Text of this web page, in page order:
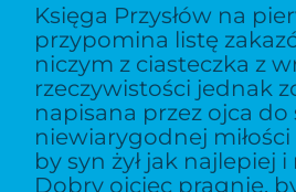
Księga Przysłów na
przypomina listę
niczym z ciasteczka z
rzeczywistości jednak
napisana przez ojca do
niewiarygodnej
by syn żył jak najlepiej
Dobry ojciec pragnie,